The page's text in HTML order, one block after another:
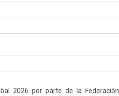
2026 por parte de la Federación